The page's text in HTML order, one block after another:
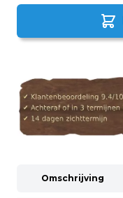
Omschrijving